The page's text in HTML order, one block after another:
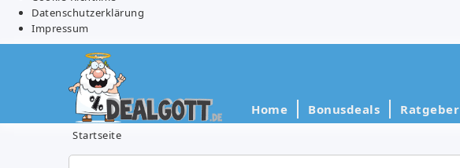
Datenschutzerklärung
Impressum
Home Bonusdeals Ratgeber
Startseite